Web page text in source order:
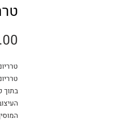
טרריום
בתוך